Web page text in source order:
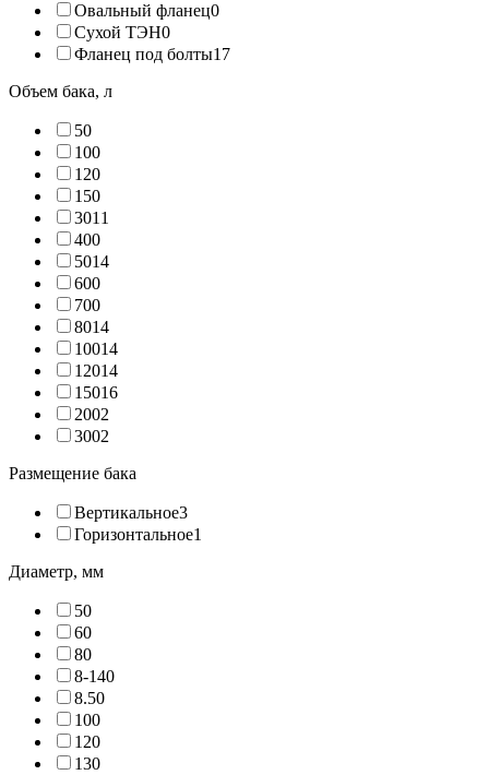
Овальный фланец0
Сухой ТЭН0
Фланец под болты17
Объем бака, л
50
100
120
150
3011
400
5014
600
700
8014
10014
12014
15016
2002
3002
Размещение бака
Вертикальное3
Горизонтальное1
Диаметр, мм
50
60
80
8-140
8.50
100
120
130